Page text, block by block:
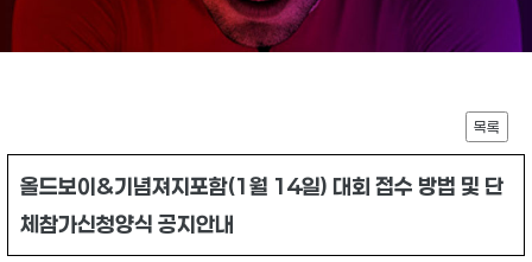
목록
올드보이&기념져지포함(1월 14일) 대회 접수 방법 및 단
체참가신청양식 공지안내